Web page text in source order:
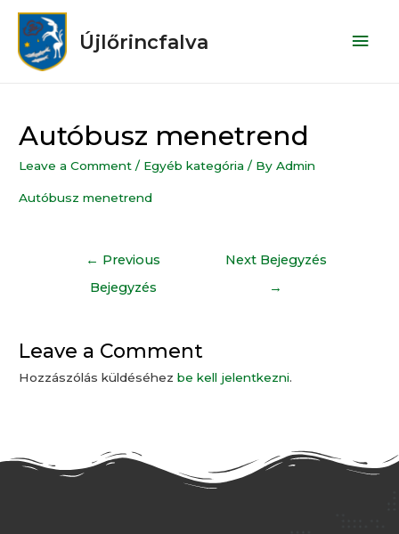
Újlőrincfalva
Autóbusz menetrend
Leave a Comment / Egyéb kategória / ByAdmin
Autóbusz menetrend
← Previous
Bejegyzés
Next Bejegyzés
→
Leave a Comment
Hozzászólás küldéséhezbe kell jelentkezni.